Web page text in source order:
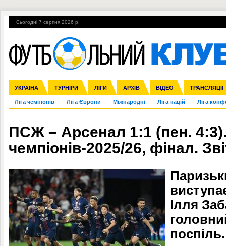
Сьогодні 7 серпня 2026 р.
УКРАЇНА ТУРНІРИ ЛІГИ АРХІВ ВІДЕО ТРАНСЛЯЦІЇ
Збірна Прем'єр-ліга Перша ліга Друга ліга Кубок України
Ліга чемпіонів Ліга Європи Міжнародні Ліга націй Ліга
Англія Іспанія Італія Німеччина Франція Інші
ЧС-2014 ЄВРО-2016 Росія Кубок конфедерацій ЧЄ-2015 (U-
Гарячі теми УПЛ, 1-й тур ВІЙНА УПЛ-ПЕРЕХОДИ
ПСЖ – Арсенал 1:1 (пен. 4:3).
чемпіонів-2025/26, фінал.
Ілля
поспіль.